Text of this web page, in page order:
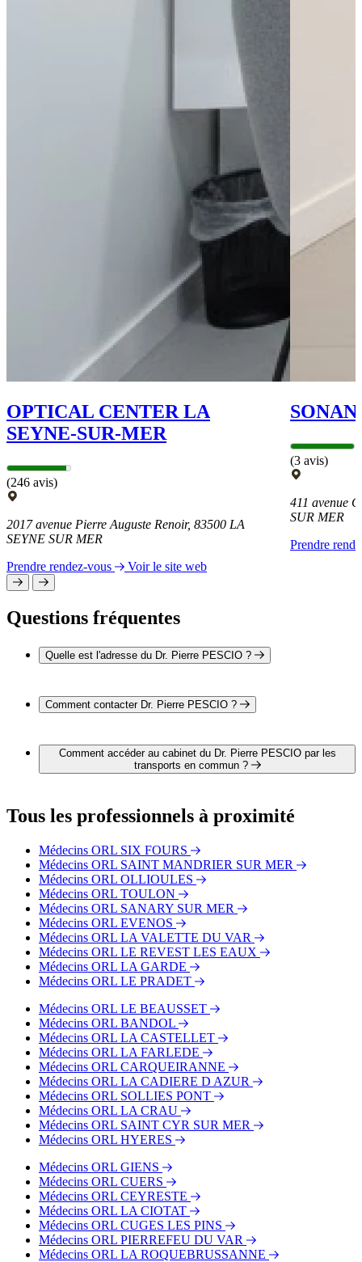
OPTICAL CENTER LA
SEYNE-SUR-MER
(246 avis)
2017 avenue Pierre Auguste Renoir, 83500 LA
SEYNE SUR MER
Prendre rendez-vous
Voir le site web
(3 avis)
411 avenue
SUR MER
Prendre
Questions fréquentes
Quelle est l'adresse du Dr. Pierre PESCIO ?
83500 LA SEYNE SUR MER
Comment contacter Dr. Pierre PESCIO ?
au 04 94 94 87 25.
Comment accéder au cabinet du Dr. Pierre PESCIO par les
transports en commun ?
arrêts suivants :
Bus - Marsouin
Bus - Porte des Chantiers
Tous les professionnels à proximité
Médecins ORL SIX FOURS
Médecins ORL SAINT MANDRIER SUR MER
Médecins ORL OLLIOULES
Médecins ORL TOULON
Médecins ORL SANARY SUR MER
Médecins ORL EVENOS
Médecins ORL LA VALETTE DU VAR
Médecins ORL LE REVEST LES EAUX
Médecins ORL LA GARDE
Médecins ORL LE PRADET
Médecins ORL LE BEAUSSET
Médecins ORL BANDOL
Médecins ORL LA CASTELLET
Médecins ORL LA FARLEDE
Médecins ORL CARQUEIRANNE
Médecins ORL LA CADIERE D AZUR
Médecins ORL SOLLIES PONT
Médecins ORL LA CRAU
Médecins ORL SAINT CYR SUR MER
Médecins ORL HYERES
Médecins ORL GIENS
Médecins ORL CUERS
Médecins ORL CEYRESTE
Médecins ORL LA CIOTAT
Médecins ORL CUGES LES PINS
Médecins ORL PIERREFEU DU VAR
Médecins ORL LA ROQUEBRUSSANNE